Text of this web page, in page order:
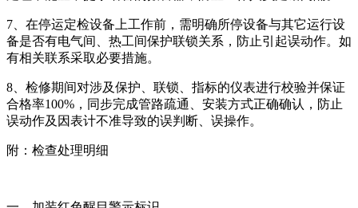
7、在停运定检设备上工作前，需明确所停设备与其它运行设
备是否有电气间、热工间保护联锁关系，防止引起误动作。如
有相关联系采取必要措施。
8、检修期间对涉及保护、联锁、指标的仪表进行校验并保证
合格率100%，同步完成管路疏通、安装方式正确确认，防止
误动作及因表计不准导致的误判断、误操作。
附：检查处理明细